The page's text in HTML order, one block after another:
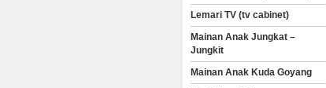
Lemari TV (tv cabinet)
Mainan Anak Jungkat –
Jungkit
Mainan Anak Kuda Goyang